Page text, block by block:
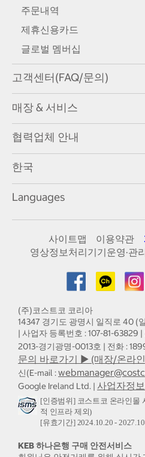
주문내역
제휴신용카드
글로벌 멤버십
고객센터(FAQ/문의)
매장 & 서비스
협력업체 안내
한국
Languages
사이트맵 이용약관
영상정보처리기기운영·관
(주)코스트코 코리아
14347 경기도 광명시 일직로 40 (
| 사업자 등록번호 : 107-81-63829
2013-경기광명-0013호 | 전화 :
문의 바로가기 ▶ (매장/온라
신(E-mail :
Google Ireland Ltd. | 사업자정
[인증범위] 코스트코 온라인몰
적 인프라 제외)
[유효기간] 2024.10.20 -
KEB 하나은행 구매 안전서비스